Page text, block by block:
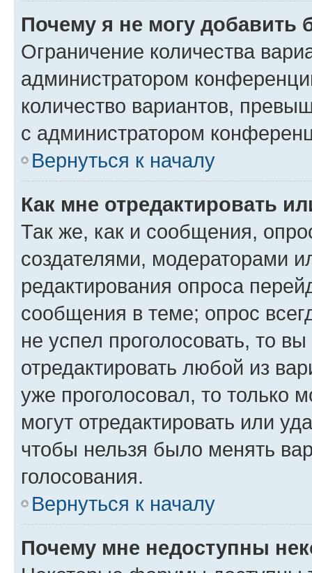
Почему я не могу добавить
Ограничение количества
администратором
количество вариантов,
с администратором
Вернуться к началу
Как мне отредактировать
Так же, как и сообщения,
создателями, модераторами
редактирования опроса
сообщения в теме; опрос
не успел проголосовать, то
отредактировать любой из
уже проголосовал, то только
могут отредактировать или
чтобы нельзя было менять
голосования.
Вернуться к началу
Почему мне недоступны